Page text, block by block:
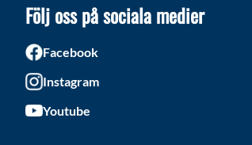
Följ oss på sociala medier
Facebook
Instagram
Youtube